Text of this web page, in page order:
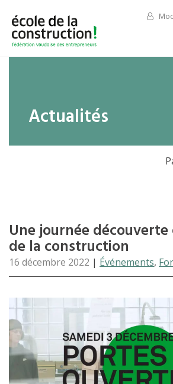
✕ Fermer
✕ Fermer
Actualités
Une journée
de la construction
16 décembre 2022 | Événements,